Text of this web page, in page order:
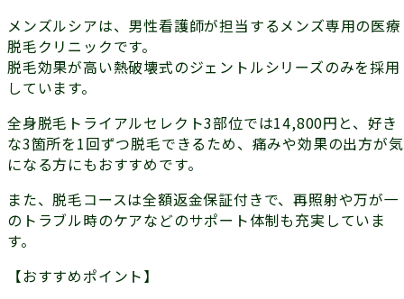
メンズルシアは、男性看護師が担当するメンズ専用の医療
脱毛クリニックです。
脱毛効果が高い熱破壊式のジェントルシリーズのみを採用
しています。
全身脱毛トライアルセレクト3部位では14,800円と、好き
な3箇所を1回ずつ脱毛できるため、痛みや効果の出方が気
になる方にもおすすめです。
また、脱毛コースは全額返金保証付きで、再照射や万が一
のトラブル時のケアなどのサポート体制も充実していま
す。
【おすすめポイント】